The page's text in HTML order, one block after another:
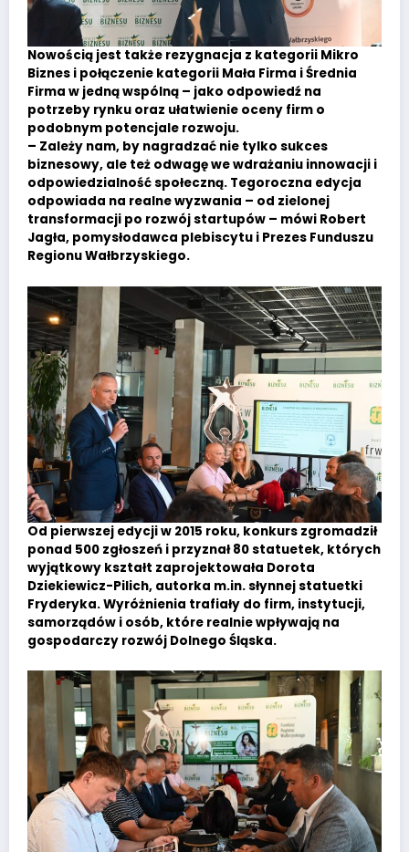
Nowością jest także rezygnacja z kategorii Mikro
Biznes i połączenie kategorii Mała Firma i Średnia
Firma w jedną wspólną – jako odpowiedź na
potrzeby rynku oraz ułatwienie oceny firm o
podobnym potencjale rozwoju.
– Zależy nam, by nagradzać nie tylko sukces
biznesowy, ale też odwagę we wdrażaniu innowacji i
odpowiedzialność społeczną. Tegoroczna edycja
odpowiada na realne wyzwania – od zielonej
transformacji po rozwój startupów – mówi Robert
Jagła, pomysłodawca plebiscytu i Prezes Funduszu
Regionu Wałbrzyskiego.
Od pierwszej edycji w 2015 roku, konkurs zgromadził
ponad 500 zgłoszeń i przyznał 80 statuetek, których
wyjątkowy kształt zaprojektowała Dorota
Dziekiewicz-Pilich, autorka m.in. słynnej statuetki
Fryderyka. Wyróżnienia trafiały do firm, instytucji,
samorządów i osób, które realnie wpływają na
gospodarczy rozwój Dolnego Śląska.